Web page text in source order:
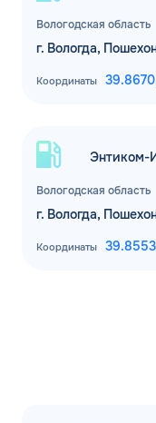
Вологодская область
г. Вологда,
Координаты
Вологодская область
Энтиком-
г. Вологда,
Координаты